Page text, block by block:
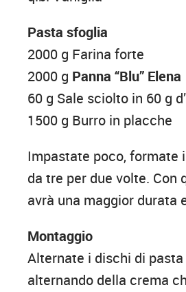
Pasta sfoglia
2000 g Farina forte
2000 g Panna “Blu” Elena
60 g Sale sciolto in 60 g
1500 g Burro in placche
Impastate poco, formate
da tre per due volte.
avrà una maggior durata
Montaggio
Alternate i dischi di
alternando della crema